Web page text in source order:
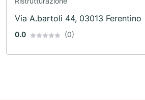
Via A.bartoli 44, 03013 Ferentino
0.0 (0)